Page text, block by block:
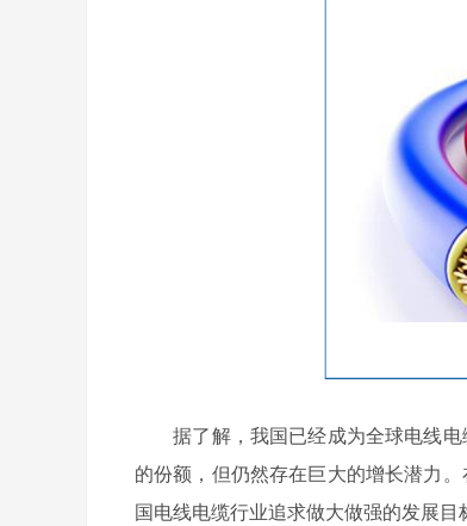
据了解，我国已经成为全球电线电
的份额，但仍然存在巨大的增长潜力
国电线电缆行业追求做大做强的发展